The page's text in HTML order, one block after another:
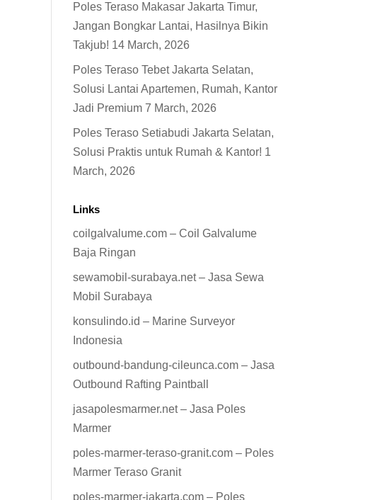
Poles Teraso Makasar Jakarta Timur,
Jangan Bongkar Lantai, Hasilnya Bikin
Takjub! 14 March, 2026
Poles Teraso Tebet Jakarta Selatan,
Solusi Lantai Apartemen, Rumah, Kantor
Jadi Premium 7 March, 2026
Poles Teraso Setiabudi Jakarta Selatan,
Solusi Praktis untuk Rumah & Kantor! 1
March, 2026
Links
coilgalvalume.com – Coil Galvalume
Baja Ringan
sewamobil-surabaya.net – Jasa Sewa
Mobil Surabaya
konsulindo.id – Marine Surveyor
Indonesia
outbound-bandung-cileunca.com – Jasa
Outbound Rafting Paintball
jasapolesmarmer.net – Jasa Poles
Marmer
poles-marmer-teraso-granit.com – Poles
Marmer Teraso Granit
poles-marmer-jakarta.com – Poles